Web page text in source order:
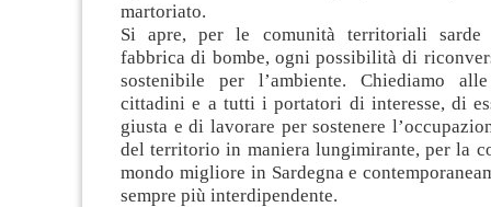
martoriato.
Si apre, per le comunità territoriali sarde
fabbrica di bombe, ogni possibilità di
sostenibile per l’ambiente. Chiediamo
cittadini e a tutti i portatori di interesse, di
giusta e di lavorare per sostenere
del territorio in maniera lungimirante, per la
mondo migliore in Sardegna e
sempre più interdipendente.